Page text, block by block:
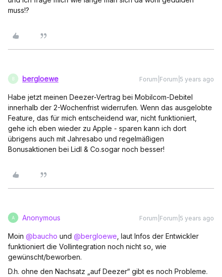
muss!?
B bergloewe Forum|Forum|5 years ago
Habe jetzt meinen Deezer-Vertrag bei Mobilcom-Debitel
innerhalb der 2-Wochenfrist widerrufen. Wenn das ausgelobte
Feature, das für mich entscheidend war, nicht funktioniert,
gehe ich eben wieder zu Apple - sparen kann ich dort
übrigens auch mit Jahresabo und regelmäßigen
Bonusaktionen bei Lidl & Co.sogar noch besser!
A Anonymous Forum|Forum|5 years ago
Moin @baucho und @bergloewe , laut Infos der Entwickler
funktioniert die Vollintegration noch nicht so, wie
gewünscht/beworben.
D.h. ohne den Nachsatz „auf Deezer“ gibt es noch Probleme.